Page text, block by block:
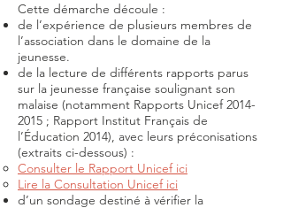
Cette démarche découle :
de l’expérience de plusieurs membres de
l’association dans le domaine de la
jeunesse.
de la lecture de différents rapports parus
sur la jeunesse française soulignant son
malaise (notamment Rapports Unicef2014-
2015 ; Rapport Institut Français de
l’Éducation 2014), avec leurs préconisations
(extraits ci-dessous) :
Consulter le Rapport Unicef ici
Lire la Consultation Unicef ici
d’un sondage destiné à vérifier la